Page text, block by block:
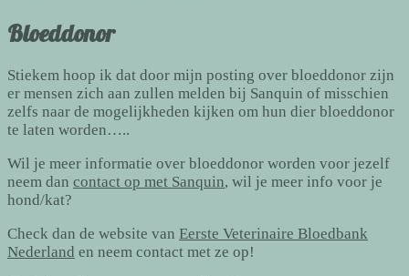
Bloeddonor
Stiekem hoop ik dat door mijn posting over bloeddonor zijn
er mensen zich aan zullen melden bij Sanquin of misschien
zelfs naar de mogelijkheden kijken om hun dier bloeddonor
te laten worden…..
Wil je meer informatie over bloeddonor worden voor jezelf
neem dan contact op met Sanquin, wil je meer info voor je
hond/kat?
Check dan de website van Eerste Veterinaire Bloedbank
Nederland en neem contact met ze op!